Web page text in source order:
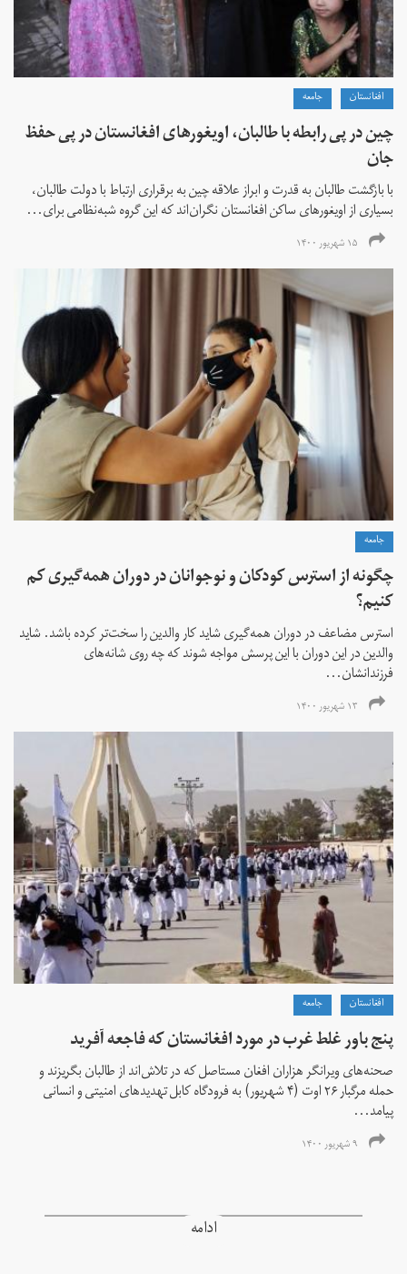
افغانستان جامعه
چین در پی رابطه با طالبان، اویغورهای افغانستان در پی حفظ
جان
با بازگشت طالبان به قدرت و ابراز علاقه چین به برقراری ارتباط با دولت طالبان،
بسیاری از اویغورهای ساکن افغانستان نگران‌اند که این گروه شبه‌نظامی برای...
۱۵ شهریور ۱۴۰۰
جامعه
چگونه از استرس کودکان و نوجوانان در دوران همه‌گیری کم
کنیم؟
استرس مضاعف در دوران همه‌گیری شاید کار والدین را سخت‌تر کرده باشد. شاید
والدین در این دوران با این پرسش مواجه شوند که چه روی شانه‌های
فرزندانشان...
۱۳ شهریور ۱۴۰۰
افغانستان جامعه
پنج باور غلط غرب در مورد افغانستان که فاجعه آفرید
صحنه‌های ویرانگر هزاران افغان مستاصل که در تلاش‌اند از طالبان بگریزند و
حمله مرگبار ۲۶ اوت (۴ شهریور) به فرودگاه کابل تهدیدهای امنیتی و انسانی
پیامد...
۹ شهریور ۱۴۰۰
ادامه